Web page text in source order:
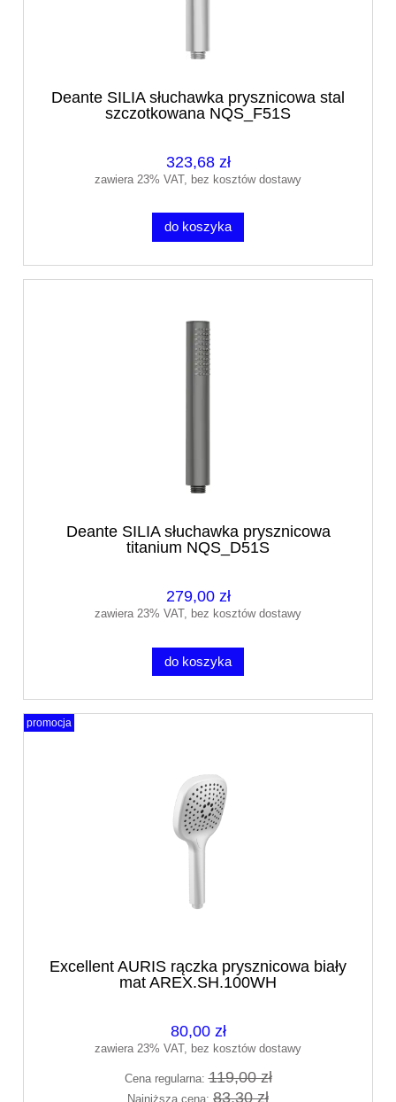
Deante SILIA słuchawka prysznicowa stal
szczotkowana NQS_F51S
323,68 zł
zawiera 23% VAT, bez kosztów dostawy
do koszyka
Deante SILIA słuchawka prysznicowa
titanium NQS_D51S
279,00 zł
zawiera 23% VAT, bez kosztów dostawy
do koszyka
Excellent AURIS rączka prysznicowa biały
mat AREX.SH.100WH
80,00 zł
zawiera 23% VAT, bez kosztów dostawy
Cena regularna:119,00 zł
Najniższa cena: 83,30 zł
promocja